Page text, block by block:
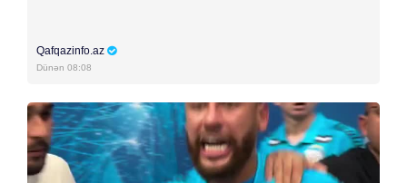
Qafqazinfo.az
Dünən 08:08